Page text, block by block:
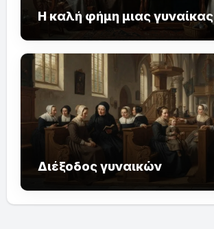
Η καλή φήμη μιας γυναίκας
Διέξοδος γυναικών